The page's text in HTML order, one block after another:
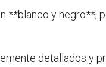
**blanco y
detallados y